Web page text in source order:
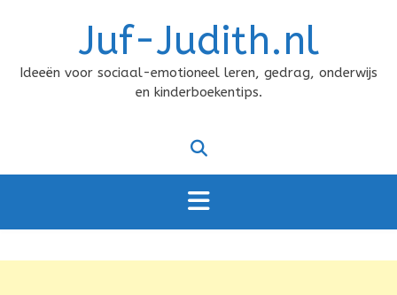
Juf-Judith.nl
Ideeën voor sociaal-emotioneel leren, gedrag, onderwijs
en kinderboekentips.